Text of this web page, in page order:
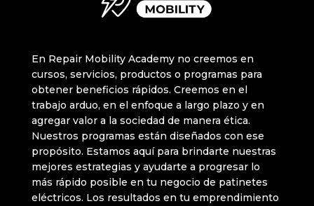
Guía para Deslimitar el Xiaomi Mi
Guía para Deslimitar el Xiaomi Mi
Electric Scooter M365
Guía para deslimitar el patinete Xiaomi
M365 mediante firmware
Ninebot Segway KickScooter F2 Pro E
ZWheel ZFox
ZWheel ZRino SE
ZWheel ZLion X
ZWheel ZCougar
. ZWheel ZRino Duo Max
Guía para Deslimitar el Xiaomi Mi Electric
Scooter Lite
Guía para Deslimitar el Xiaomi Mi Electric
Scooter Pro
Guía para Deslimitar el Xiaomi Mi Electric
Scooter Pro 4 Ultra
Guía para Deslimitar el Xiaomi Mi Electric
Scooter Youth Edition
Guía para Deslimitar el Xiaomi Mi Electric
Scooter M365
En Repair Mobility Academy no creemos en
cursos, servicios, productos o programas para
obtener beneficios rápidos. Creemos en el
trabajo arduo, en el enfoque a largo plazo y en
agregar valor a la sociedad de manera ética.
Nuestros programas están diseñados con ese
propósito. Estamos aquí para brindarte nuestras
mejores estrategias y ayudarte a progresar lo
más rápido posible en tu negocio de patinetes
eléctricos. Los resultados en tu emprendimiento